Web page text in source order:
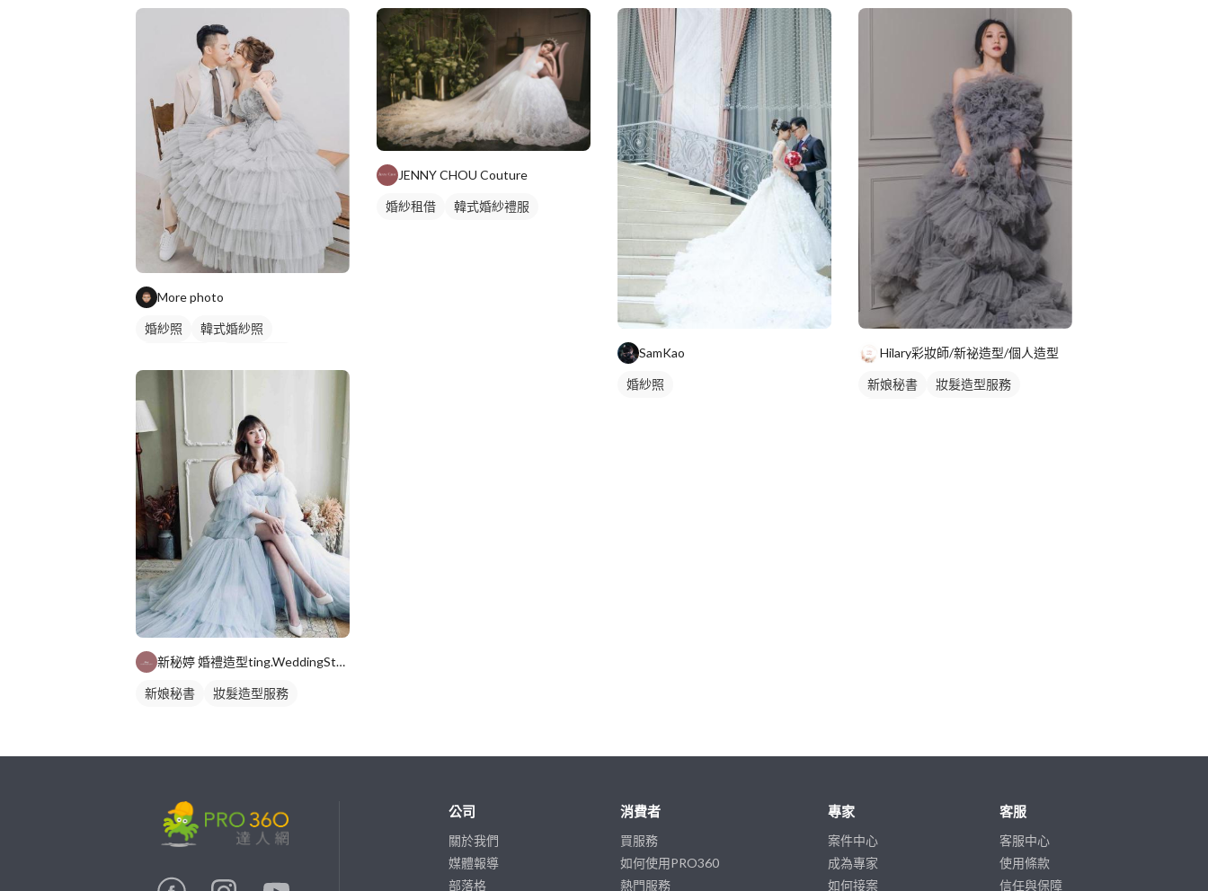
More photo
婚紗照
韓式婚紗照
情侶照
新秘婷 婚禮造型ting.WeddingStylist
新娘秘書 妝髮造型服務
JENNY CHOU Couture
婚紗租借 韓式婚紗禮服
SamKao
婚紗照
Hilary彩妝師/新祕造型/個人造型
新娘秘書
妝髮造型服務
公司
關於我們
媒體報導
部落格
消費者
買服務
如何使用PRO360
熱門服務
專家
案件中心
成為專家
如何接案
客服
客服中心
使用條款
信任與保障